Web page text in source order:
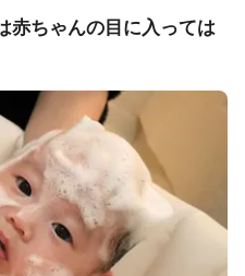
赤ちゃんの目に入っては